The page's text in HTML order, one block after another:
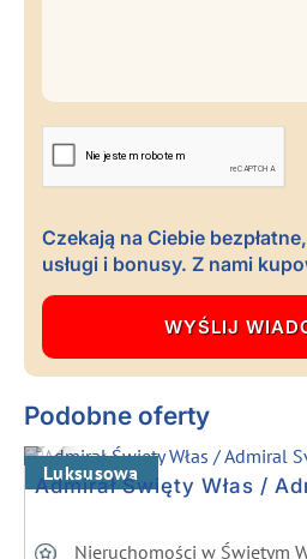
Czekają na Ciebie
usługi i bonusy. Z nami
Podobne oferty
Previous
Luksusowa
Admirał Święty Włas /
Nieruchomości w Świętym